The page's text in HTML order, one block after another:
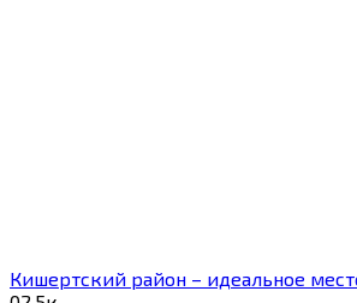
Кишертский район – идеальное